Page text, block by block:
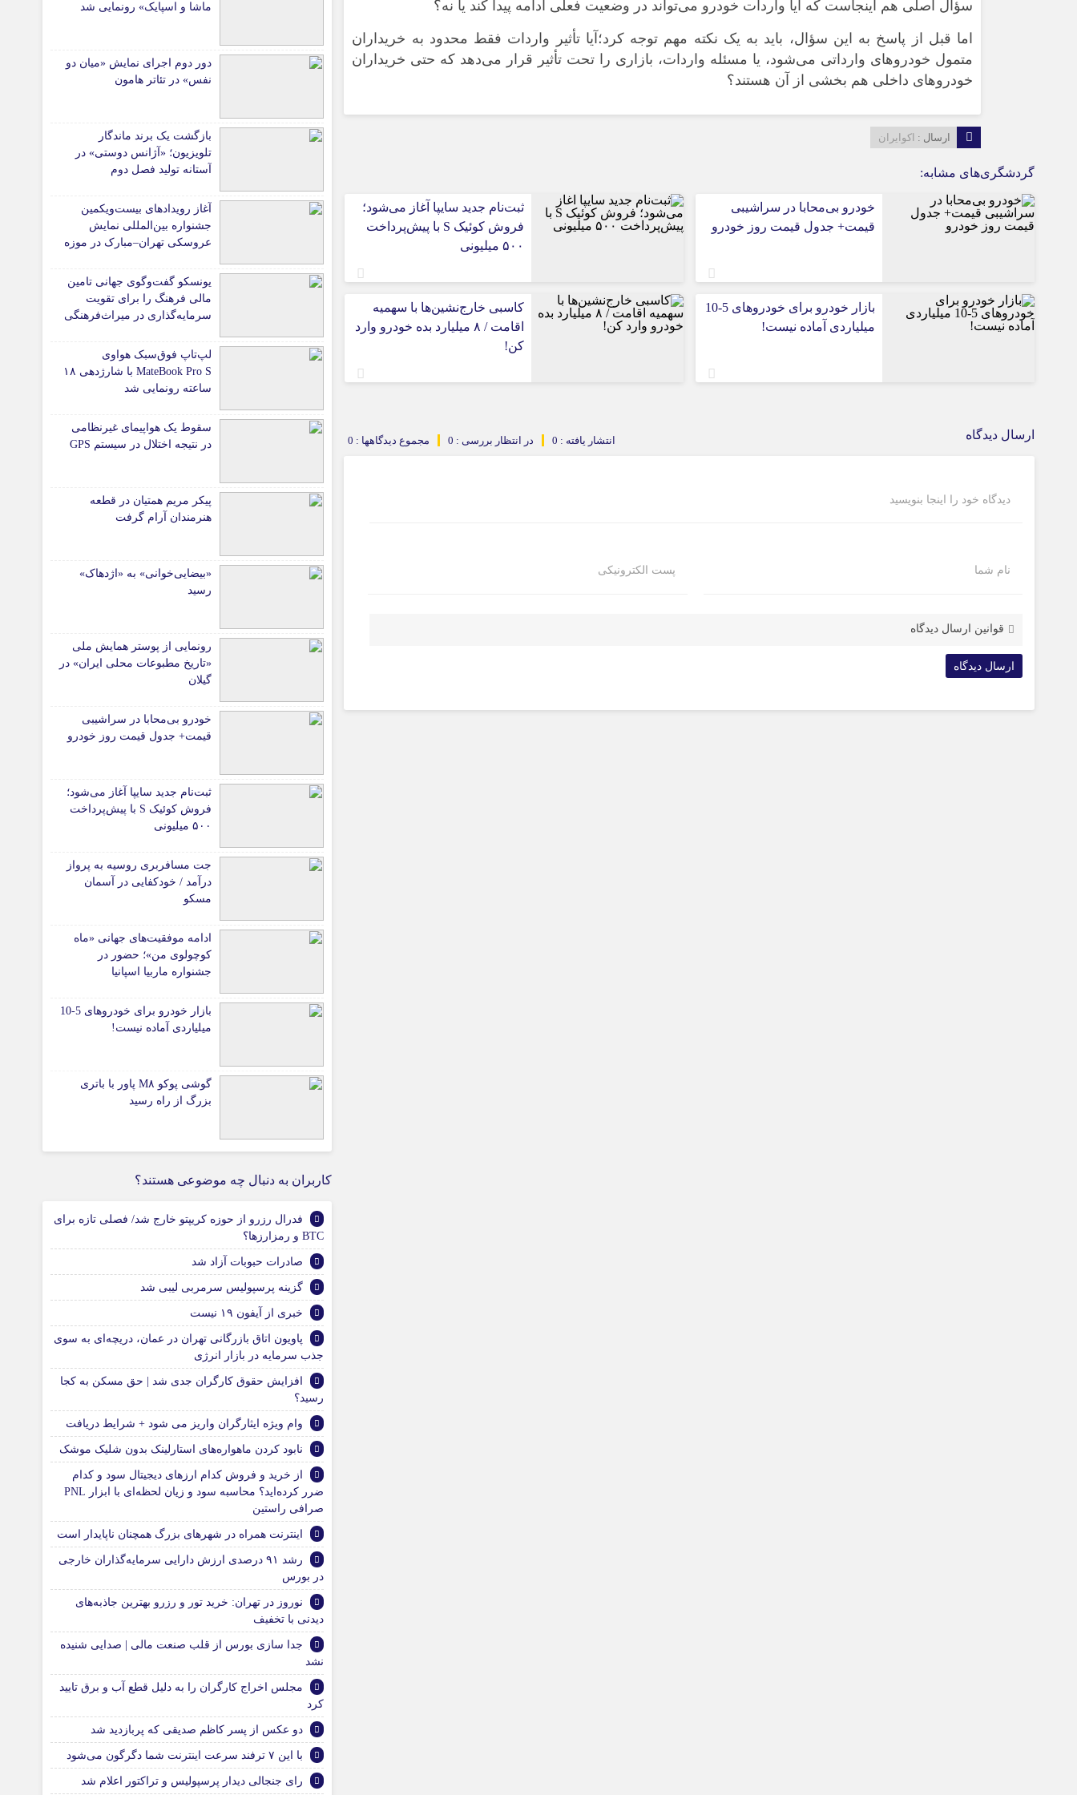
اخبار بانکی و اقتصادی
بلیط اتوبوس
مسیرهای نجف به کربلا
سؤال اصلی هم اینجاست که آیا واردات خودرو می‌تواند در وضعیت فعلی ادامه پیدا کند یا نه؟
اما قبل از پاسخ به این سؤال، باید به یک نکته مهم توجه کرد؛آیا تأثیر واردات فقط محدود به خریداران
متمول خودروهای وارداتی می‌شود، یا مسئله واردات، بازاری را تحت تأثیر قرار می‌دهد که حتی خریداران
خودروهای داخلی هم بخشی از آن هستند؟
ارسال : اکوایران
گردشگری‌های مشابه:
خودرو بی‌محابا در سراشیبی
قیمت+ جدول قیمت روز خودرو
ثبت‌نام جدید سایپا آغاز می‌شود؛
فروش کوئیک S با پیش‌پرداخت
۵۰۰ میلیونی
بازار خودرو برای خودروهای 5-10
میلیاردی آماده نیست!
کاسبی خارج‌نشین‌ها با سهمیه
اقامت / ۸ میلیارد بده خودرو وارد
کن!
ارسال دیدگاه مجموع دیدگاهها : 0 در انتظار بررسی : 0 انتشار یافته : 0
دیدگاه خود را اینجا بنویسید
نام شما پست الکترونیکی
قوانین ارسال دیدگاه
ماشا و اسپایک» رونمایی شد
دور دوم اجرای نمایش «میان دو
نفس» در تئاتر هامون
بازگشت یک برند ماندگار
تلویزیون؛ «آژانس دوستی» در
آستانه تولید فصل دوم
آغاز رویدادهای بیست‌ویکمین
جشنواره بین‌المللی نمایش
عروسکی تهران–مبارک در موزه
یونسکو گفت‌وگوی جهانی تامین
مالی فرهنگ را برای تقویت
سرمایه‌گذاری در میراث‌فرهنگی
برای صنایع خلاق
لپ‌تاپ فوق‌سبک هواوی
MateBook Pro S با شارژدهی ۱۸
ساعته رونمایی شد
سقوط یک هواپیمای غیرنظامی
در نتیجه اختلال در سیستم‌ GPS
پیکر مریم همتیان در قطعه
هنرمندان آرام گرفت
«بیضایی‌خوانی» به «اژدهاک»
رسید
رونمایی از پوستر همایش ملی
«تاریخ مطبوعات محلی ایران» در
گیلان
خودرو بی‌محابا در سراشیبی
قیمت+ جدول قیمت روز خودرو
ثبت‌نام جدید سایپا آغاز می‌شود؛
فروش کوئیک S با پیش‌پرداخت
۵۰۰ میلیونی
جت مسافربری روسیه به پرواز
درآمد / خودکفایی در آسمان
مسکو
ادامه موفقیت‌های جهانی «ماه
کوچولوی من»؛ حضور در
جشنواره ماربیا اسپانیا
بازار خودرو برای خودروهای 5-10
میلیاردی آماده نیست!
گوشی پوکو M۸ پاور با باتری
بزرگ از راه رسید
کاربران به دنبال چه موضوعی هستند؟
فدرال رزرو از حوزه کریپتو خارج شد/ فصلی تازه برای
BTC و رمزارزها؟
صادرات حبوبات آزاد شد
گزینه پرسپولیس سرمربی لیبی شد
خبری از آیفون ۱۹ نیست
پاویون اتاق بازرگانی تهران در عمان، دریچه‌ای به سوی
جذب سرمایه در بازار انرژی
افزایش حقوق کارگران جدی شد | حق مسکن به کجا
رسید؟
وام ویژه ایثارگران واریز می شود + شرایط دریافت
نابود کردن ماهواره‌های استارلینک بدون شلیک موشک
از خرید و فروش کدام ارزهای دیجیتال سود و کدام
ضرر کرده‌اید؟ محاسبه سود و زیان لحظه‌ای با ابزار PNL
صرافی راستین
اینترنت همراه در شهرهای بزرگ همچنان ناپایدار است
رشد ۹۱ درصدی ارزش دارایی سرمایه‌گذاران خارجی
در بورس
نوروز در تهران: خرید تور و رزرو بهترین جاذبه‌های
دیدنی با تخفیف
جدا سازی بورس از قلب صنعت مالی | صدایی شنیده
نشد
مجلس اخراج کارگران را به دلیل قطع آب و برق تایید
کرد
دو عکس از پسر کاظم صدیقی که پربازدید شد
با این ۷ ترفند سرعت اینترنت شما دگرگون می‌شود
رای جنجالی دیدار پرسپولیس و تراکتور اعلام شد